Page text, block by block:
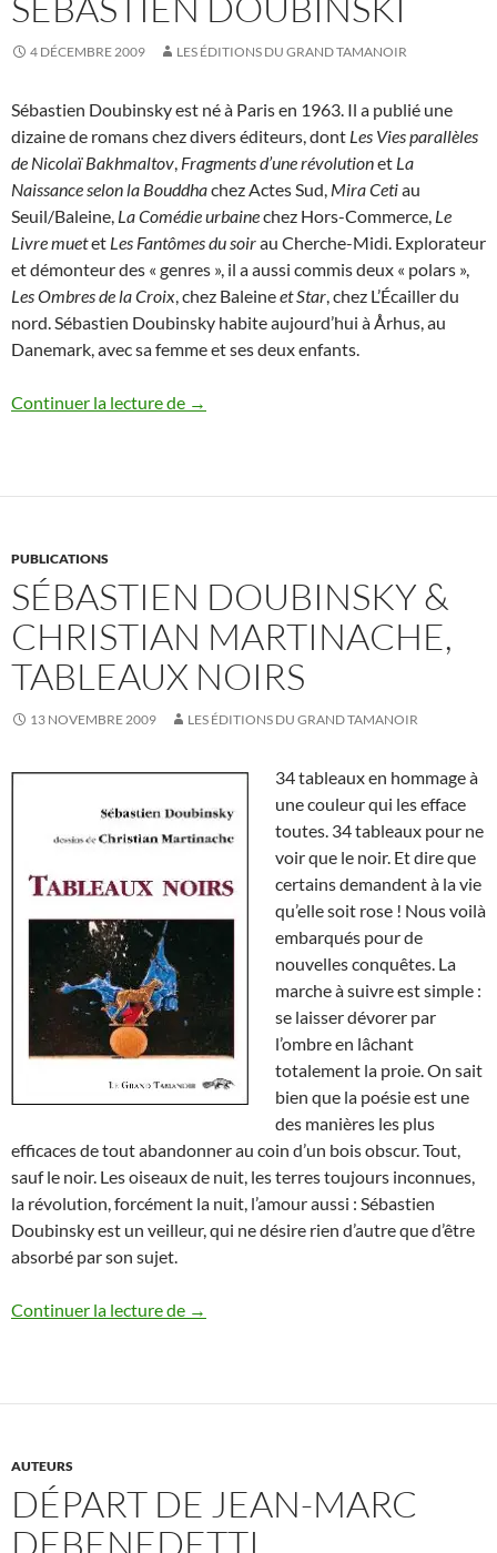
4 DÉCEMBRE 2009 LES ÉDITIONS DU GRAND TAMANOIR
Sébastien Doubinsky est né à Paris en 1963. Il a publié une
dizaine de romans chez divers éditeurs, dont Les Vies parallèles
de NicolaïBakhmaltov, Fragments d’une révolutionet La
Naissance selon la Bouddhachez Actes Sud, Mira Cetiau
Seuil/Baleine, La Comédieurbainechez Hors-Commerce, Le
Livre muetet Les Fantômes dusoirau Cherche-Midi. Explorateur
et démonteur des « genres », il a aussi commis deux « polars »,
Les Ombres de la Croix, chez BaleineetStar, chez L’Écailler du
nord. Sébastien Doubinsky habite aujourd’hui à Århus, au
Danemark, avec sa femme et ses deux enfants.
Continuer la lecture de Sébastien Doubinski
→
PUBLICATIONS
SÉBASTIEN DOUBINSKY &
CHRISTIAN MARTINACHE,
TABLEAUX NOIRS
13 NOVEMBRE 2009 LES ÉDITIONS DU GRAND TAMANOIR
34 tableaux en hommage à
une couleur qui les efface
toutes. 34 tableaux pour ne
voir que le noir. Et dire que
certains demandent à la vie
qu’elle soit rose ! Nous voilà
embarqués pour de
nouvelles conquêtes. La
marche à suivre est simple :
se laisser dévorer par
l’ombre en lâchant
totalement la proie. On sait
bien que la poésie est une
des manières les plus
efficaces de tout abandonner au coin d’un bois obscur. Tout,
sauf le noir. Les oiseaux de nuit, les terres toujours inconnues,
la révolution, forcément la nuit, l’amour aussi : Sébastien
Doubinsky est un veilleur, qui ne désire rien d’autre que d’être
absorbé par son sujet.
Continuer la lecture de Sébastien Doubinsky & Christian
→
AUTEURS
DÉPART DE JEAN-MARC
DEBENEDETTI